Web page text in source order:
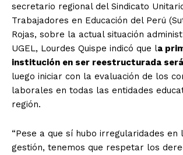
secretario regional del Sindicato
Trabajadores en Educación del Perú
Rojas, sobre la actual situación
UGEL, Lourdes Quispe indicó que la
institución en ser reestructurada será
luego iniciar con la evaluación de los
laborales en todas las entidades
región.
“Pese a que sí hubo irregularidades
gestión, tenemos que respetar los